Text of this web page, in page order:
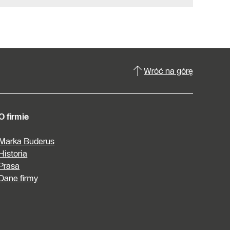
Wróć na górę
firmie
Buderus
firmy